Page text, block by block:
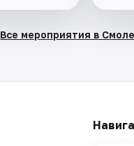
Все мероприятия в